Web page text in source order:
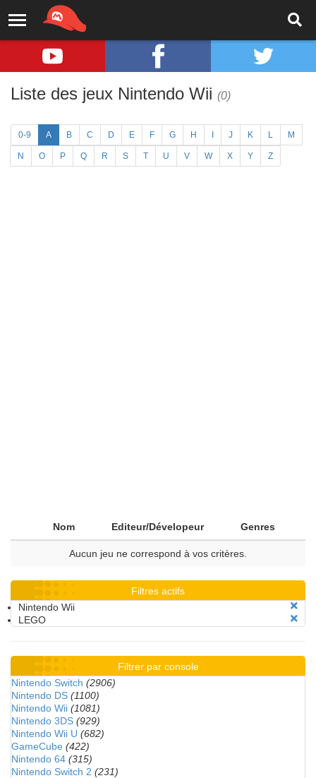
Liste des jeux Nintendo Wii (0)
0-9 A B C D E F G H J K L M
N O P Q R S T U V W X Y Z
Nom Editeur/Dévelopeur Genres
Aucun jeu ne correspond à vos critères.
Filtres actifs
Nintendo Wii
LEGO
Filtrer par console
Nintendo Switch (2906)
Nintendo DS (1100)
Nintendo Wii (1081)
Nintendo 3DS (929)
Nintendo Wii U (682)
GameCube (422)
Nintendo 64 (315)
Nintendo Switch 2 (231)